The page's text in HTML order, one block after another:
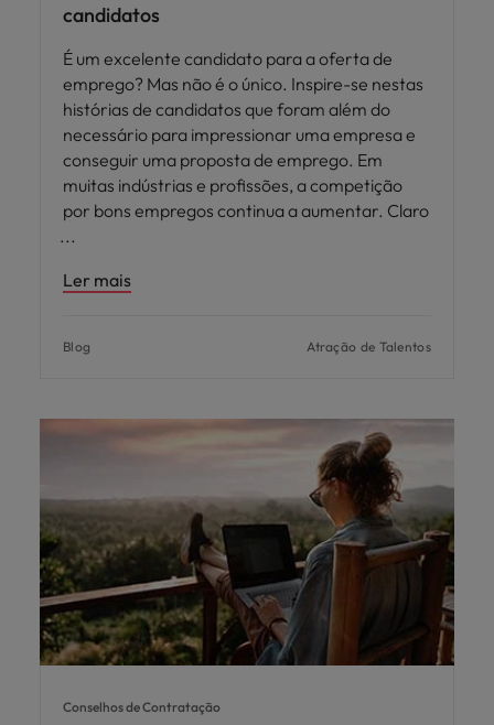
candidatos
É um excelente candidato para a oferta de
emprego? Mas não é o único. Inspire-se nestas
histórias de candidatos que foram além do
necessário para impressionar uma empresa e
conseguir uma proposta de emprego. Em
muitas indústrias e profissões, a competição
por bons empregos continua a aumentar. Claro
Ler mais
Blog Atração de Talentos
Conselhos de Contratação